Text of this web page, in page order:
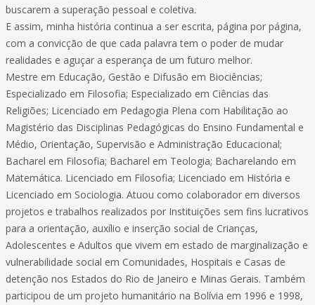
buscarem a superação pessoal e coletiva.
E assim, minha história continua a ser escrita, página por página,
com a convicção de que cada palavra tem o poder de mudar
realidades e aguçar a esperança de um futuro melhor.
Mestre em Educação, Gestão e Difusão em Biociências;
Especializado em Filosofia; Especializado em Ciências das
Religiões; Licenciado em Pedagogia Plena com Habilitação ao
Magistério das Disciplinas Pedagógicas do Ensino Fundamental e
Médio, Orientação, Supervisão e Administração Educacional;
Bacharel em Filosofia; Bacharel em Teologia; Bacharelando em
Matemática. Licenciado em Filosofia; Licenciado em História e
Licenciado em Sociologia. Atuou como colaborador em diversos
projetos e trabalhos realizados por Instituições sem fins lucrativos
para a orientação, auxílio e inserção social de Crianças,
Adolescentes e Adultos que vivem em estado de marginalização e
vulnerabilidade social em Comunidades, Hospitais e Casas de
detenção nos Estados do Rio de Janeiro e Minas Gerais. Também
participou de um projeto humanitário na Bolívia em 1996 e 1998,